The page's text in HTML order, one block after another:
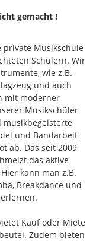
gemacht !
private Musikschule
Schülern. Wir
wie z.B.
und auch
mit moderner
Musikschüler
und Bandarbeit
ab. Das seit 2009
das aktive
kann man z.B.
Breakdance und
Kauf oder Miete
Zudem bieten